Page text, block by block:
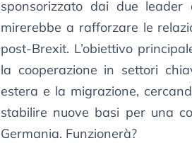
sponsorizzato dai due
mirerebbe a rafforzare le
post-Brexit. L’obiettivo
la cooperazione in settori
estera e la migrazione,
stabilire nuove basi per una
Germania. Funzionerà?